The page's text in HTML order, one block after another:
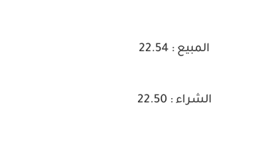
المبيع : 22.54
الشراء : 22.50